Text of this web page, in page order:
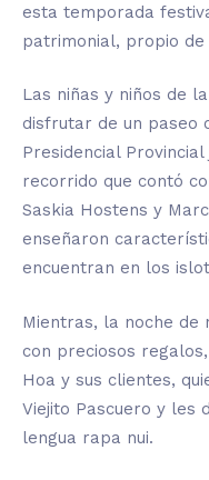
esta temporada
patrimonial, propio
Las niñas y niños de
disfrutar de un paseo
Presidencial
recorrido que contó
Saskia Hostens y
enseñaron
encuentran en los
Mientras, la noche de
con preciosos
Hoa y sus clientes,
Viejito Pascuero y les
lengua rapa nui.